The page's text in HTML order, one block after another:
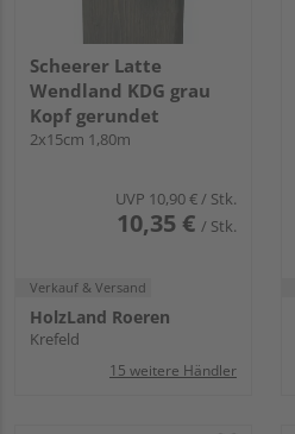
Scheerer Latte
Wendland KDG grau
Kopf gerundet
2x15cm 1,80m
UVP 10,90 €/ Stk.
10,35 € / Stk.
Verkauf & Versand
HolzLand Roeren
Krefeld
15 weitere Händler